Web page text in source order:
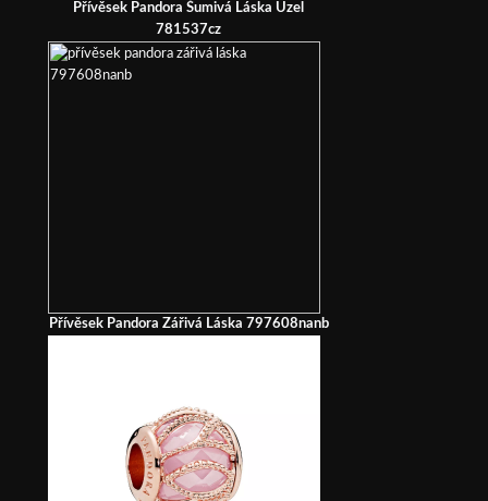
Přívěsek Pandora Šumivá Láska Uzel
781537cz
Přívěsek Pandora Zářivá Láska 797608nanb